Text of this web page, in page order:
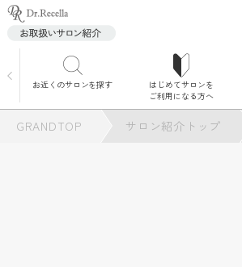
お近くのサロンを探す
はじめてサロンを
ご利用になる方へ
GRANDTOP サロン紹介トップ